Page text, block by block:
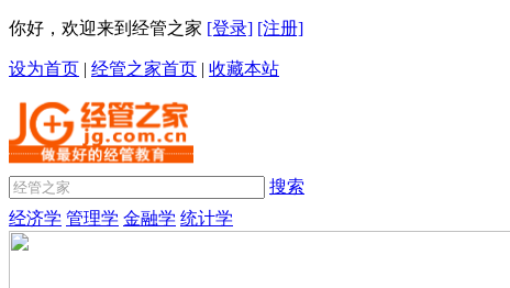
你好，欢迎来到经管之家 [登录] [注册]
设为首页 | 经管之家首页 | 收藏本站
搜索
经济学 管理学 金融学 统计学